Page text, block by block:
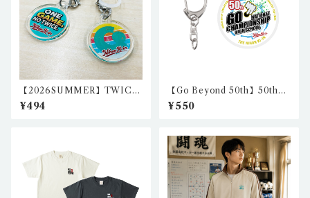
【2026SUMMER】TWICE
目印アクリルチャーム１（２
個セット） igo-ch-01,igo-
¥494
【Go Beyond 50th】50th
アクリルキーホルダー・丸
型 nkc-ak-01
¥550